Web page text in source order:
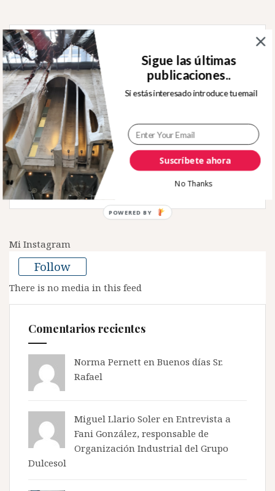
Buscar:
Sígueme en Twitter
Tweets by rafjuan
Mi Instagram
Follow
There is no media in this feed
Comentarios recientes
Norma Pernett en Buenos días Sr.
Rafael
Miguel Llario Soler en Entrevista a
Fani González, responsable de
Organización Industrial del Grupo
Dulcesol
Suscríbete ahora
Sigue las últimas
publicaciones..
Si estás interesado introduce tu email
No Thanks
POWERED